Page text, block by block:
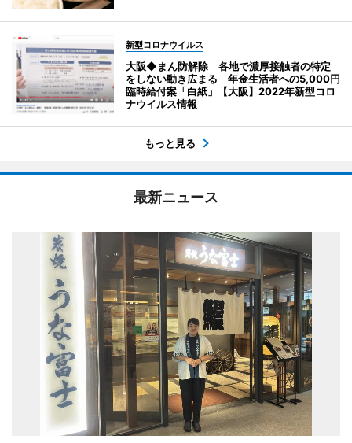
新型コロナウイルス
大阪◆まん防解除 各地で濃厚接触者の特定
をしない動き広まる 年金生活者への5,000円
臨時給付案「白紙」【大阪】2022年新型コロ
ナウイルス情報
もっと見る
最新ニュース